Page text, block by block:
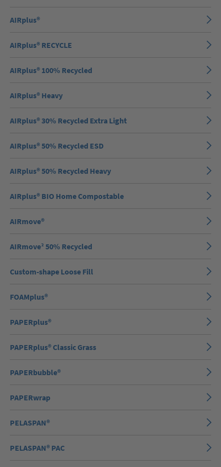
AIRplus®
AIRplus® RECYCLE
AIRplus® 100% Recycled
AIRplus® Heavy
AIRplus® 30% Recycled Extra Light
AIRplus® 50% Recycled ESD
AIRplus® 50% Recycled Heavy
AIRplus® BIO Home Compostable
AIRmove®
AIRmove² 50% Recycled
Custom-shape Loose Fill
FOAMplus®
PAPERplus®
PAPERplus® Classic Grass
PAPERbubble®
PAPERwrap
PELASPAN®
PELASPAN® PAC